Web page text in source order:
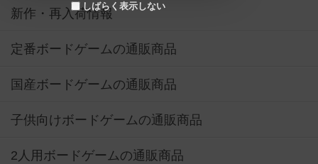
しばらく表示しない
新作・再入荷情報
定番ボードゲームの通販商品
国産ボードゲームの通販商品
子供向けボードゲームの通販商品
2人用ボードゲームの通販商品